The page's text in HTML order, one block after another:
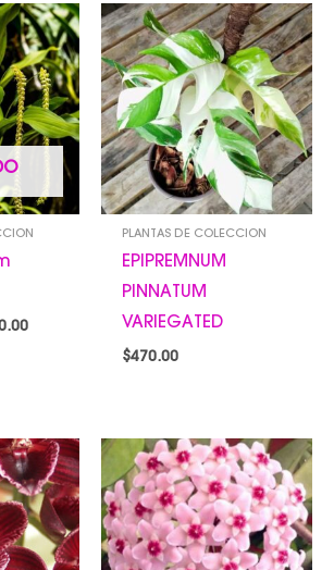
Rango
de
precios:
desde
$980.00
hasta
$1,200.00
PLANTAS DE COLECCION
EPIPREMNUM
PINNATUM
VARIEGATED
$470.00
Rango
de
precios:
desde
$850.00
hasta
$1,200.00
Rango
de
precios:
desde
$150.00
hasta
$750.00